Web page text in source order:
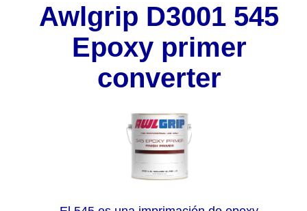
Awlgrip D3001 545
Epoxy primer
converter